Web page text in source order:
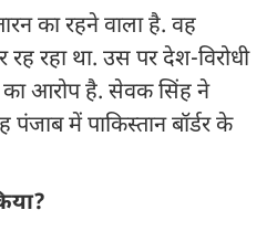
का रहने वाला है. वह
रह रहा था. उस पर देश-विरोधी
का आरोप है. सेवक सिंह ने
में पाकिस्तान बॉर्डर के